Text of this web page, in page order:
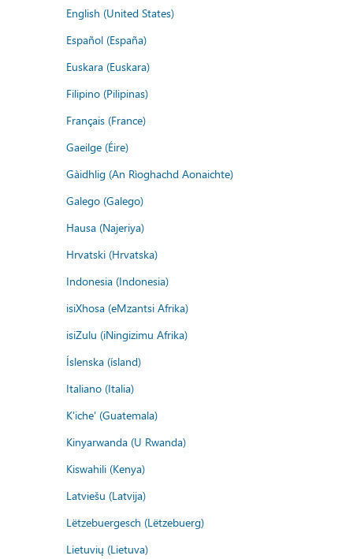
English (United States)
Español (España)
Euskara (Euskara)
Filipino (Pilipinas)
Français (France)
Gaeilge (Éire)
Gàidhlig (An Rìoghachd Aonaichte)
Galego (Galego)
Hausa (Najeriya)
Hrvatski (Hrvatska)
Indonesia (Indonesia)
isiXhosa (eMzantsi Afrika)
isiZulu (iNingizimu Afrika)
Íslenska (ísland)
Italiano (Italia)
K'iche' (Guatemala)
Kinyarwanda (U Rwanda)
Kiswahili (Kenya)
Latviešu (Latvija)
Lëtzebuergesch (Lëtzebuerg)
Lietuvių (Lietuva)